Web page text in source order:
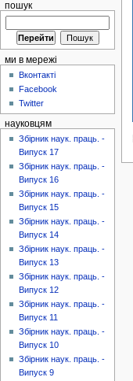
пошук
ми в мережі
Вконтакті
Facebook
Twitter
науковцям
Збірник наук. праць. -
Випуск 17
Збірник наук. праць. -
Випуск 16
Збірник наук. праць. -
Випуск 15
Збірник наук. праць. -
Випуск 14
Збірник наук. праць. -
Випуск 13
Збірник наук. праць. -
Випуск 12
Збірник наук. праць. -
Випуск 11
Збірник наук. праць. -
Випуск 10
Збірник наук. праць. -
Випуск 9